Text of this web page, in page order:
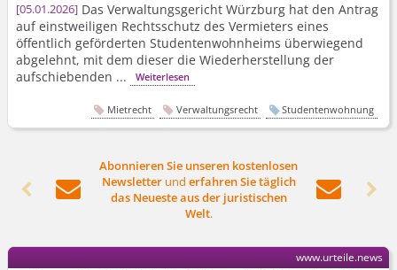
05.01.2026 Das Verwaltungsgericht Würzburg hat den Antrag
auf einstweiligen Rechtsschutz des Vermieters eines
öffentlich geförderten Studentenwohnheims überwiegend
abgelehnt, mit dem dieser die Wiederherstellung der
aufschiebenden ...
Weiterlesen
Mietrecht Verwaltungsrecht Studentenwohnung
 
Abonnieren Sie unseren kostenlosen
Newsletterund erfahren Sie täglich
das Neueste aus der juristischen
Welt.
 
www.urteile.news